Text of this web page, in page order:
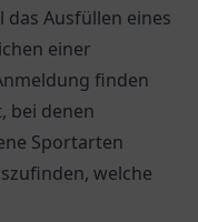
Ausfüllen eines
einer
finden
bei denen
Sportarten
welche